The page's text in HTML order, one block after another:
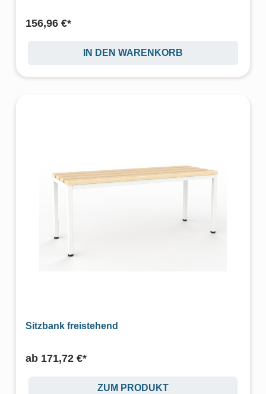
156,96 €*
IN DEN WARENKORB
Sitzbank freistehend
ab 171,72 €*
ZUM PRODUKT